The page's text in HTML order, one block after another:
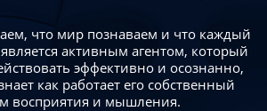
что мир познаваем и что каждый
активным агентом, который
эффективно и осознанно,
как работает его собственный
восприятия и мышления.